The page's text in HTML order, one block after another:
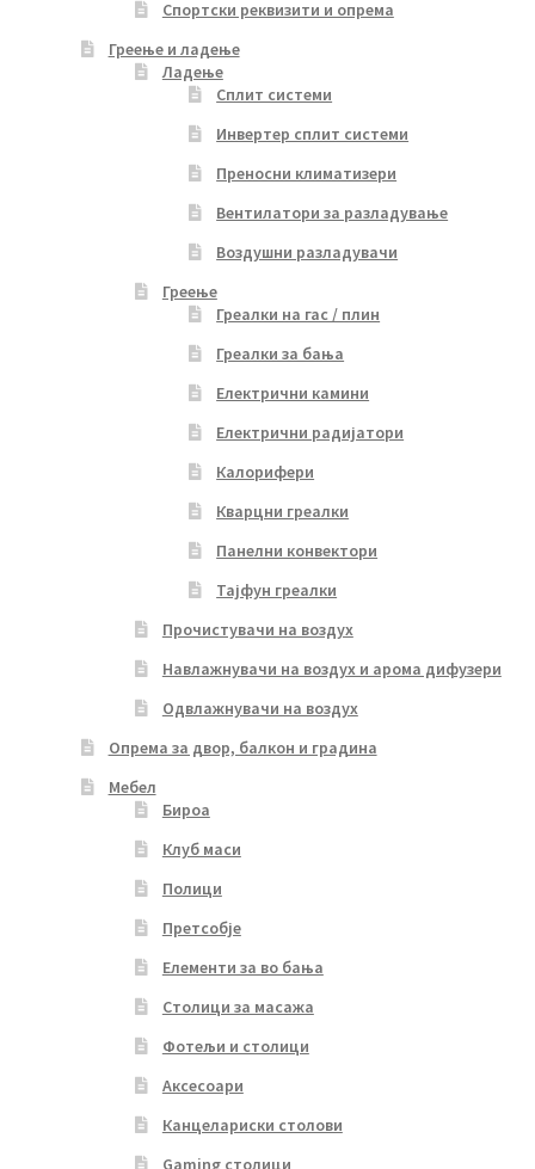
Спортски реквизити и опрема
Греење и ладење
Ладење
Сплит системи
Инвертер сплит системи
Преносни климатизери
Вентилатори за разладување
Воздушни разладувачи
Греење
Греалки на гас / плин
Греалки за бања
Електрични камини
Електрични радијатори
Калорифери
Кварцни греалки
Панелни конвектори
Тајфун греалки
Прочистувачи на воздух
Навлажнувачи на воздух и арома дифузери
Одвлажнувачи на воздух
Опрема за двор, балкон и градина
Мебел
Бироа
Клуб маси
Полици
Претсобје
Елементи за во бања
Столици за масажа
Фотељи и столици
Аксесоари
Канцелариски столови
Gaming столици